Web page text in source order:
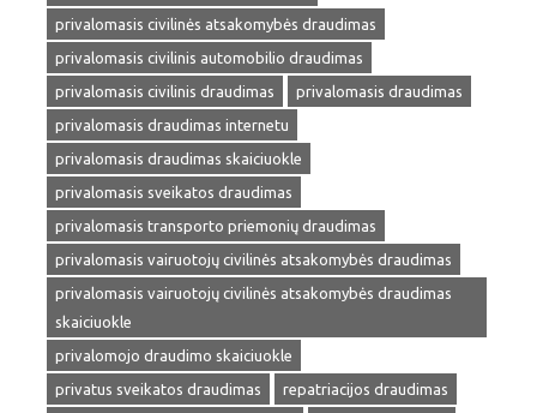
privalomasis civilinės atsakomybės draudimas
privalomasis civilinis automobilio draudimas
privalomasis civilinis draudimas
privalomasis draudimas
privalomasis draudimas internetu
privalomasis draudimas skaiciuokle
privalomasis sveikatos draudimas
privalomasis transporto priemonių draudimas
privalomasis vairuotojų civilinės atsakomybės draudimas
privalomasis vairuotojų civilinės atsakomybės draudimas
skaiciuokle
privalomojo draudimo skaiciuokle
privatus sveikatos draudimas
repatriacijos draudimas